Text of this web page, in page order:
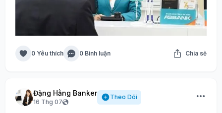
0 Yêu thích 0 Bình luận Chia sẻ
Đặng Hằng Banker
16 Thg 07
Theo Dõi